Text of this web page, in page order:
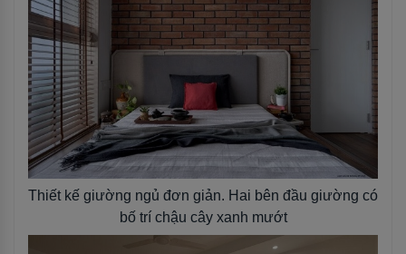
Thiết kế giường ngủ đơn giản. Hai bên đầu giường có
bố trí chậu cây xanh mướt